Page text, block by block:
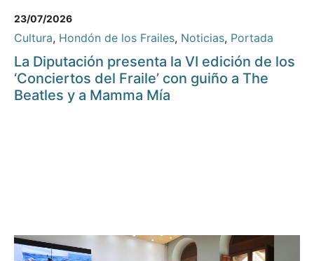
23/07/2026
Cultura, Hondón de los Frailes, Noticias, Portada
La Diputación presenta la VI edición de los
‘Conciertos del Fraile’ con guiño a The
Beatles y a Mamma Mía